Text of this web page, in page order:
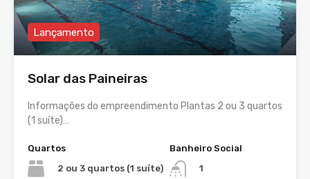
Lançamento
Solar das Paineiras
Informações do empreendimento Plantas 2 ou 3 quartos
(1 suíte)…
Quartos
2 ou 3 quartos (1 suíte)
Banheiro Social
1